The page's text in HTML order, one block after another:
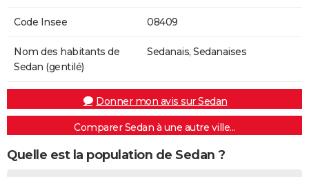
Code Insee 08409
Nom des habitants de
Sedan (gentilé)
Sedanais, Sedanaises
Donner mon avis sur Sedan
Comparer Sedan à une autre ville...
Quelle est la population de Sedan ?